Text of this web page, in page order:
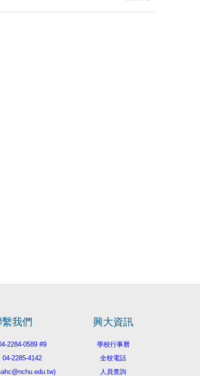
我們
2284-0589 #9
04-2285-4142
興大資訊
學校行事曆
全校電話
人員查詢